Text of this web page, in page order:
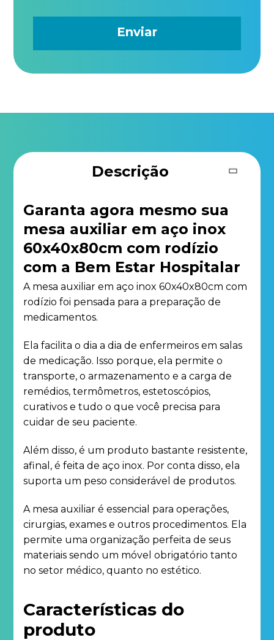
Descrição
Garanta agora mesmo sua
mesa auxiliar em aço inox
60x40x80cm com rodízio
com a Bem Estar Hospitalar
A mesa auxiliar em aço inox 60x40x80cm com
rodízio foi pensada para a preparação de
medicamentos.
Ela facilita o dia a dia de enfermeiros em salas
de medicação. Isso porque, ela permite o
transporte, o armazenamento e a carga de
remédios, termômetros, estetoscópios,
curativos e tudo o que você precisa para
cuidar de seu paciente.
Além disso, é um produto bastante resistente,
afinal, é feita de aço inox. Por conta disso, ela
suporta um peso considerável de produtos.
A mesa auxiliar é essencial para operações,
cirurgias, exames e outros procedimentos. Ela
permite uma organização perfeita de seus
materiais sendo um móvel obrigatório tanto
no setor médico, quanto no estético.
Características do
produto